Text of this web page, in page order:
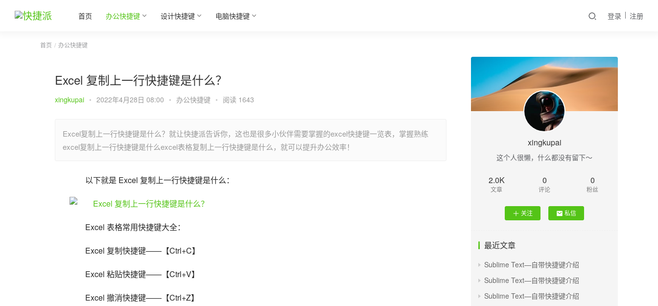
首页 办公快捷键 设计快捷键 电脑快捷键 登录 注册
首页 办公快捷键
Excel 复制上一行快捷键是什么？
xingkupai • 2022年4月28日 08:00 • 办公快捷键 • 阅读 1643
Excel复制上一行快捷键是什么？就让快捷派告诉你，这也是很多小伙伴需要掌握的excel快捷键一览表，掌握熟练
excel复制上一行快捷键是什么excel表格复制上一行快捷键是什么，就可以提升办公效率！
以下就是 Excel 复制上一行快捷键是什么：
Excel 表格常用快捷键大全：
Excel 复制快捷键——【Ctrl+C】
Excel 粘贴快捷键——【Ctrl+V】
Excel 撤消快捷键——【Ctrl+Z】
xingkupai
这个人很懒，什么都没有留下～
2.0K
文章
0
评论
0
粉丝
关注 私信
最近文章
Sublime Text—自带快捷键介绍
Sublime Text—自带快捷键介绍
Sublime Text—自带快捷键介绍